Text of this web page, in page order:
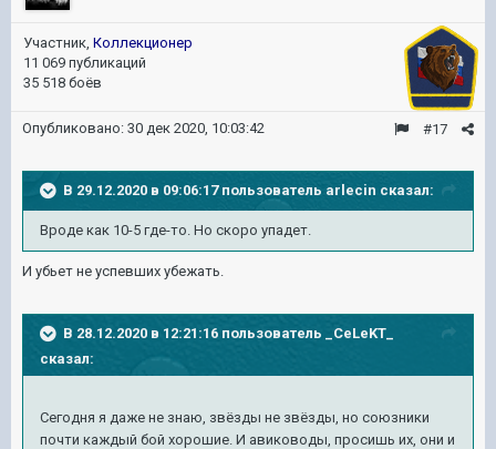
Участник, Коллекционер
11 069 публикаций
35 518 боёв
#17
Опубликовано: 30 дек 2020, 10:03:42
В 29.12.2020 в 09:06:17 пользователь arlecin сказал:
Вроде как 10-5 где-то. Но скоро упадет.
И убьет не успевших убежать.
В 28.12.2020 в 12:21:16 пользователь
_CeLeKT_
сказал:
Сегодня я даже не знаю, звёзды не звёзды, но союзники
почти каждый бой хорошие. И авиководы, просишь их, они и